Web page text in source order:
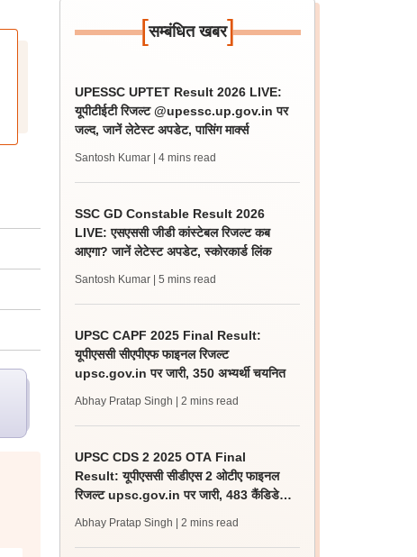
[सम्बंधित खबर]
UPESSC UPTET Result 2026 LIVE:
यूपीटीईटी रिजल्ट @upessc.up.gov.in पर
जल्द, जानें लेटेस्ट अपडेट, पासिंग मार्क्स
Santosh Kumar | 4 mins read
SSC GD Constable Result 2026
LIVE: एसएससी जीडी कांस्टेबल रिजल्ट कब
आएगा? जानें लेटेस्ट अपडेट, स्कोरकार्ड लिंक
Santosh Kumar | 5 mins read
UPSC CAPF 2025 Final Result:
यूपीएससी सीएपीएफ फाइनल रिजल्ट
upsc.gov.in पर जारी, 350 अभ्यर्थी चयनित
Abhay Pratap Singh | 2 mins read
UPSC CDS 2 2025 OTA Final
Result: यूपीएससी सीडीएस 2 ओटीए फाइनल
रिजल्ट upsc.gov.in पर जारी, 483 कैंडिडेट
Abhay Pratap Singh | 2 mins read